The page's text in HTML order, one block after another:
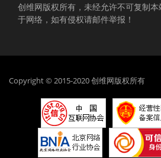
创维网版权所有，未经允许不可复制
于网络，如有侵权请邮件举报！
Copyright © 2015-2020 创维网版权所有